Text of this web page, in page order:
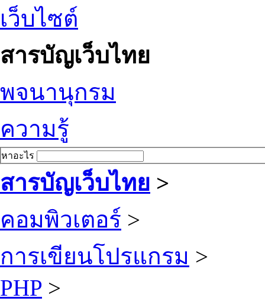
เว็บไซต์
สารบัญเว็บไทย
พจนานุกรม
ความรู้
หาอะไร
สารบัญเว็บไทย >
คอมพิวเตอร์ >
การเขียนโปรแกรม >
PHP >